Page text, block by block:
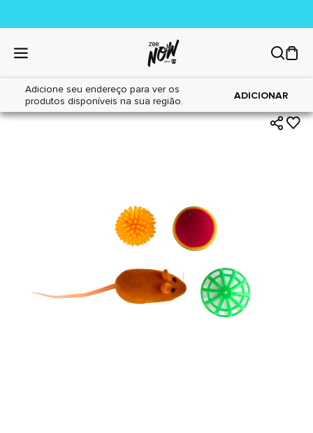
Adicione seu endereço para ver os
produtos disponíveis na sua região.
ADICIONAR
Home|Gatos|Brinquedos